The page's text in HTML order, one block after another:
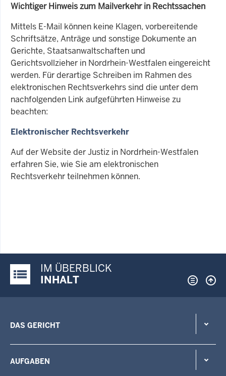
Wichtiger Hinweis zum Mailverkehr in Rechtssachen
Mittels E-Mail können keine Klagen, vorbereitende
Schriftsätze, Anträge und sonstige Dokumente an
Gerichte, Staatsanwaltschaften und
Gerichtsvollzieher in Nordrhein-Westfalen eingereicht
werden. Für derartige Schreiben im Rahmen des
elektronischen Rechtsverkehrs sind die unter dem
nachfolgenden Link aufgeführten Hinweise zu
beachten:
Elektronischer Rechtsverkehr
Auf der Website der Justiz in Nordrhein-Westfalen
erfahren Sie, wie Sie am elektronischen
Rechtsverkehr teilnehmen können.
Justiz-Portal im Überblick:
IM ÜBERBLICK
INHALT
DAS GERICHT
AUFGABEN